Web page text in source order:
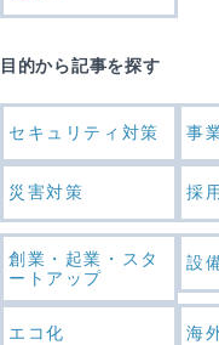
目的から記事を探す
セキュリティ対策 事
災害対策 採
創業・起業・スタ
ートアップ
設
エコ化 海